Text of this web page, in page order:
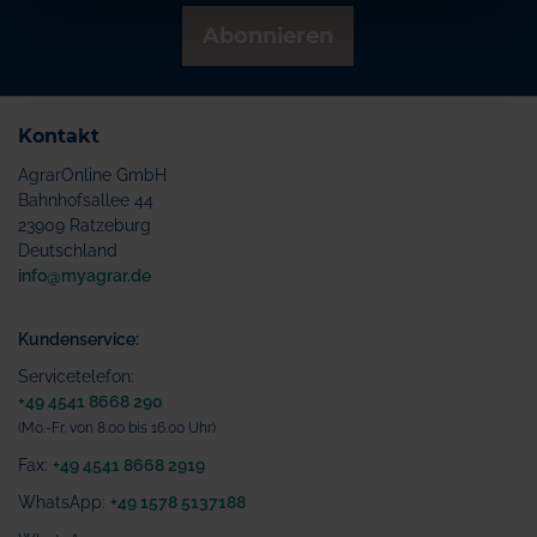
Kontakt
AgrarOnline GmbH
Bahnhofsallee 44
23909 Ratzeburg
Deutschland
info@myagrar.de
Kundenservice:
Servicetelefon:
+49 4541 8668 290
(Mo.-Fr. von 8.00 bis 16.00 Uhr)
Fax: +49 4541 8668 2919
WhatsApp: +49 1578 5137188